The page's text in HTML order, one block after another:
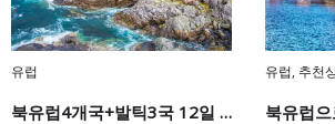
유럽
북유럽4개국+발틱3국 12일 한꺼번에 관광하기
유럽, 추천
북유럽